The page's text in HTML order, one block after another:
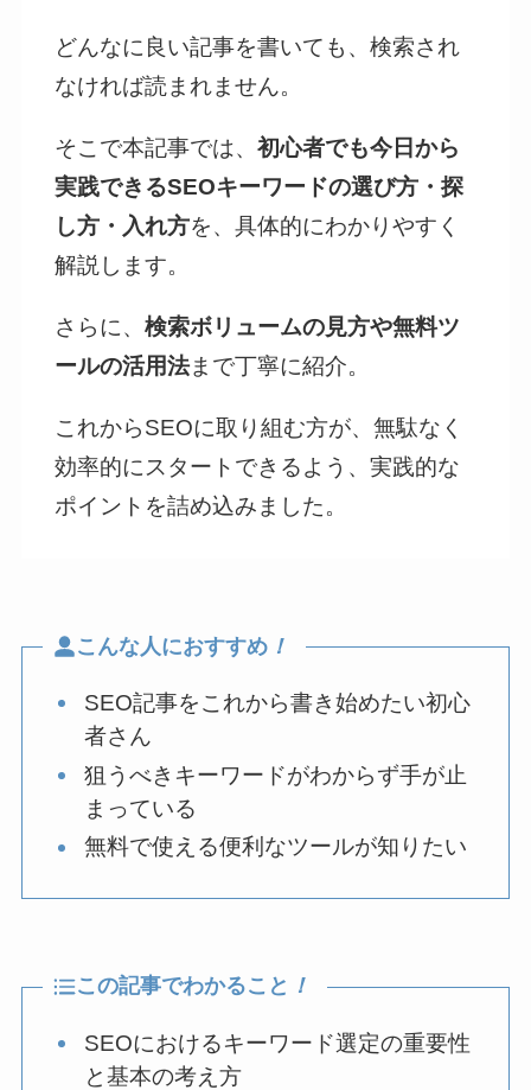
どんなに良い記事を書いても、検索され
なければ読まれません。
そこで本記事では、初心者でも今日から
実践できるSEOキーワードの選び方・探
し方・入れ方を、具体的にわかりやすく
解説します。
さらに、検索ボリュームの見方や無料ツ
ールの活用法まで丁寧に紹介。
これからSEOに取り組む方が、無駄なく
効率的にスタートできるよう、実践的な
ポイントを詰め込みました。
こんな人におすすめ ！
SEO記事をこれから書き始めたい初心
者さん
狙うべきキーワードがわからず手が止
まっている
無料で使える便利なツールが知りたい
この記事でわかること ！
SEOにおけるキーワード選定の重要性
と基本の考え方